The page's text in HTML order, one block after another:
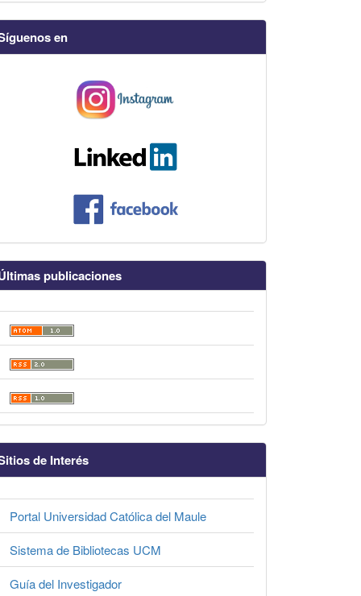
en
publicaciones
de Interés
Portal Universidad Católica del Maule
Sistema de Bibliotecas UCM
Guía del Investigador